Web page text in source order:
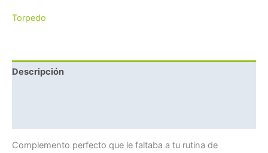
Torpedo
Descripción
Complemento perfecto que le faltaba a tu rutina de